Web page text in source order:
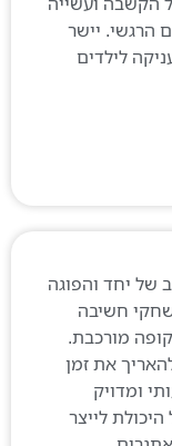
יישר
והפוגה
את זמן
לייצר